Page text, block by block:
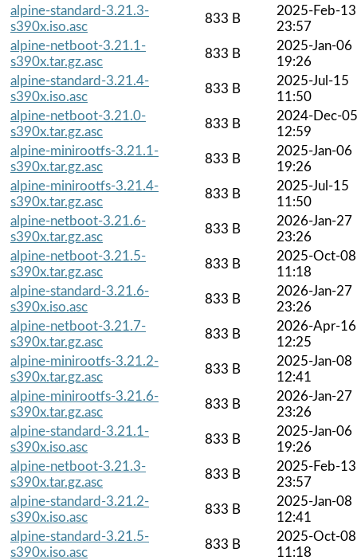
alpine-standard-3.21.3-
s390x.iso.asc
833 B
2025-Feb-13
23:57
alpine-netboot-3.21.1-
s390x.tar.gz.asc
833 B
2025-Jan-06
19:26
alpine-standard-3.21.4-
s390x.iso.asc
833 B
2025-Jul-15
11:50
alpine-netboot-3.21.0-
s390x.tar.gz.asc
833 B
2024-Dec-05
12:59
alpine-minirootfs-3.21.1-
s390x.tar.gz.asc
833 B
2025-Jan-06
19:26
alpine-minirootfs-3.21.4-
s390x.tar.gz.asc
833 B
2025-Jul-15
11:50
alpine-netboot-3.21.6-
s390x.tar.gz.asc
833 B
2026-Jan-27
23:26
alpine-netboot-3.21.5-
s390x.tar.gz.asc
833 B
2025-Oct-08
11:18
alpine-standard-3.21.6-
s390x.iso.asc
833 B
2026-Jan-27
23:26
alpine-netboot-3.21.7-
s390x.tar.gz.asc
833 B
2026-Apr-16
12:25
alpine-minirootfs-3.21.2-
s390x.tar.gz.asc
833 B
2025-Jan-08
12:41
alpine-minirootfs-3.21.6-
s390x.tar.gz.asc
833 B
2026-Jan-27
23:26
alpine-standard-3.21.1-
s390x.iso.asc
833 B
2025-Jan-06
19:26
alpine-netboot-3.21.3-
s390x.tar.gz.asc
833 B
2025-Feb-13
23:57
alpine-standard-3.21.2-
s390x.iso.asc
833 B
2025-Jan-08
12:41
alpine-standard-3.21.5-
s390x.iso.asc
833 B
2025-Oct-08
11:18